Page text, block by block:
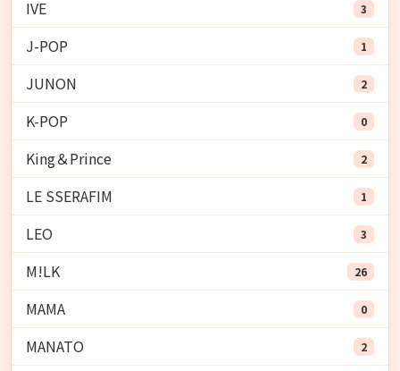
IVE 3
J-POP 1
JUNON 2
K-POP 0
King＆Prince 2
LE SSERAFIM 1
LEO 3
M!LK 26
MAMA 0
MANATO 2